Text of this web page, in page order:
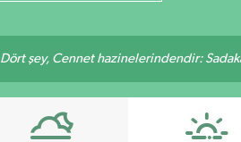
Dört şey, Cennet hazinelerindendir: